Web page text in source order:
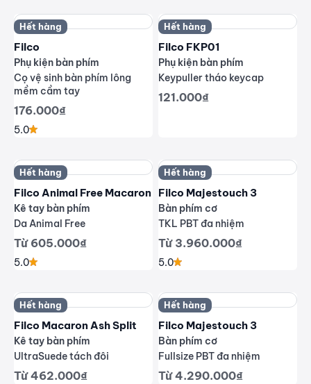
Hết hàng
Filco
Phụ kiện bàn phím
Cọ vệ sinh bàn phím lông
mềm cầm tay
Giá giảm
176.000₫
5.0
Hết hàng
Filco FKP01
Phụ kiện bàn phím
Keypuller tháo keycap
Giá giảm
121.000₫
Hết hàng
Filco Animal Free Macaron
Kê tay bàn phím
Da Animal Free
Giá giảm
Từ 605.000₫
5.0
Hết hàng
Filco Majestouch 3
Bàn phím cơ
TKL PBT đa nhiệm
Giá giảm
Từ 3.960.000₫
5.0
Hết hàng
Filco Macaron Ash Split
Kê tay bàn phím
UltraSuede tách đôi
Giá giảm
Từ 462.000₫
Hết hàng
Filco Majestouch 3
Bàn phím cơ
Fullsize PBT đa nhiệm
Giá giảm
Từ 4.290.000₫